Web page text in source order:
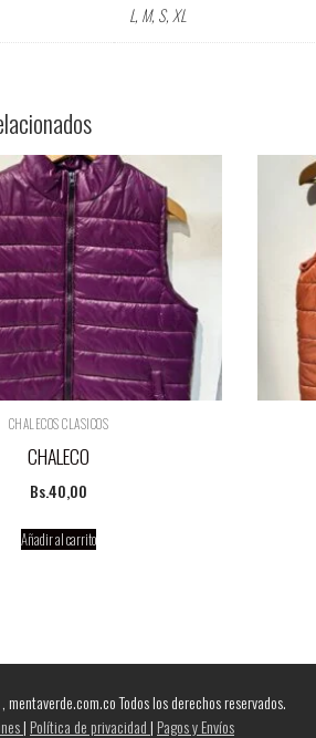
L, M, S, XL
CHALECOS CLASICOS
CHALECO
Bs.40,00
Añadir al carrito
Todos los derechos reservados.
| Política de privacidad | Pagos y Envíos